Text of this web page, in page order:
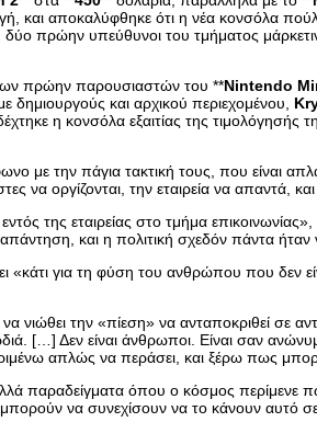
και αποκαλύφθηκε ότι η νέα κονσόλα
πρώην υπεύθυνοι του τμήματος
πρώην παρουσιαστών του **Nintendo
και αρχικού περιεχομένου,
η κονσόλα εξαιτίας της τιμολόγησής
με την πάγια τακτική τους, που είναι
να οργίζονται, την εταιρεία να απαντά,
της εταιρείας στο τμήμα
απάντηση, και η πολιτική σχεδόν πάντα
«κάτι για τη φύση του ανθρώπου που δεν
να νιώθει την «πίεση» να ανταποκριθεί σε
[…] Δεν είναι άνθρωποι. Είναι σαν
απλώς να περάσει, και ξέρω πως
παραδείγματα όπου ο κόσμος περίμενε
να συνεχίσουν να το κάνουν αυτό